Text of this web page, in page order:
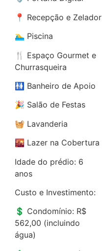
📍 Recepção e Zelador
🏊‍♂️ Piscina
🍴 Espaço Gourmet e
Churrasqueira
🚻 Banheiro de Apoio
🎉 Salão de Festas
🧺 Lavanderia
🌇 Lazer na Cobertura
Idade do prédio: 6
anos
Custo e Investimento:
💲 Condomínio: R$
562,00 (incluindo
água)